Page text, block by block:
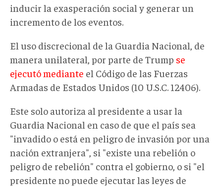
inducir la exasperación social y generar un
incremento de los eventos.
El uso discrecional de la Guardia Nacional, de
manera unilateral, por parte de Trump se
ejecutó mediante el Código de las Fuerzas
Armadas de Estados Unidos (10 U.S.C. 12406).
Este solo autoriza al presidente a usar la
Guardia Nacional en caso de que el país sea
"invadido o está en peligro de invasión por una
nación extranjera", si "existe una rebelión o
peligro de rebelión" contra el gobierno, o si "el
presidente no puede ejecutar las leyes de